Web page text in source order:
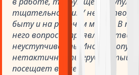
тщательности. У него
быту и на рабочем месте. В
него вопросах проявляет
неуступчивость. Иногда
нетактичность, грубоватый
посещает врачей.